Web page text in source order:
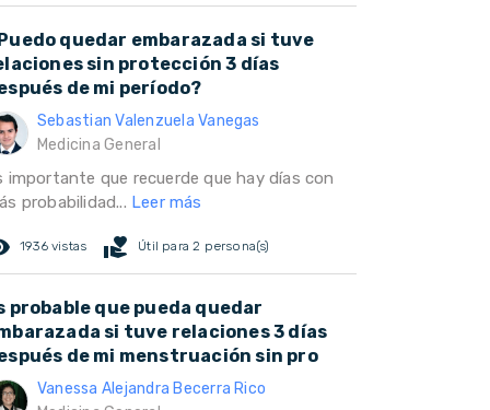
quedar embarazada si tuve
sin protección 3 días
de mi período?
Sebastian Valenzuela Vanegas
Medicina General
importante que recuerde que hay días con
probabilidad... Leer más
1936 vistas volunteer_activism Útil para 2 persona(s)
probable que pueda quedar
si tuve relaciones 3 días
de mi menstruación sin pro
Vanessa Alejandra Becerra Rico